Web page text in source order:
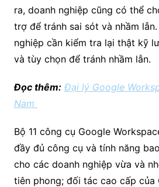
ra, doanh nghiệp cũng có thể
trợ để tránh sai sót và nhầm
nghiệp cần kiểm tra lại thật kỹ
và tùy chọn để tránh nhầm lẫn.
Đọc thêm: Đại lý Google
Nam
Bộ 11 công cụ Google
đầy đủ công cụ và tính năng
cho các doanh nghiệp vừa và
tiên phong; đối tác cao cấp của